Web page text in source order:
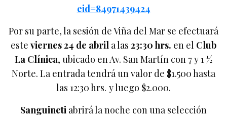
eid=84971439424
Por su parte, la sesión de Viña del Mar se efectuará
este viernes 24 de abrila las23:30 hrs. en el Club
La Clínica, ubicado en Av. San Martín con 7 y 1 ½
Norte. La entrada tendrá un valor de $1.500 hasta
las 12:30 hrs. y luego $2.000.
Sanguineti abrirá la noche con una selección